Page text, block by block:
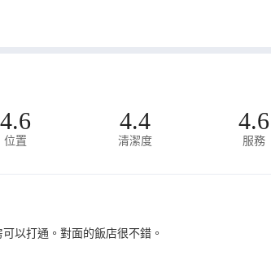
4.6
位置
4.4
清潔度
4.6
服務
以打通。對面的飯店很不錯。